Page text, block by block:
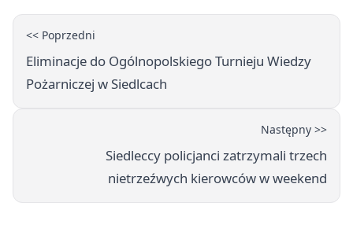
<< Poprzedni
Eliminacje do Ogólnopolskiego Turnieju Wiedzy
Pożarniczej w Siedlcach
Następny >>
Siedleccy policjanci zatrzymali trzech
nietrzeźwych kierowców w weekend